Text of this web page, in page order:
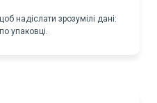
надіслати зрозумілі дані:
упаковці.